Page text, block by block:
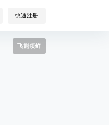
快速注册
飞熊领鲜